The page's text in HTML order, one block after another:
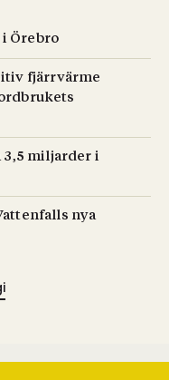
Örebro
fjärrvärme
3,5 miljarder i
nya